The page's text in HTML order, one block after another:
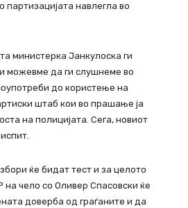
навлегла во
министерка Јанкулоска ги
можевме да ги слушнеме во
до користење на
штаб кои во прашање ја
на полицијата. Сега, новиот
ќе бидат тест и за целото
чело со Оливер Спасовски ќе
доверба од граѓаните и да